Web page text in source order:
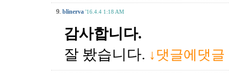
9. blinerva '16.4.4 1:18 AM
감사합니다.
잘 봤습니다. ↓댓글에댓글